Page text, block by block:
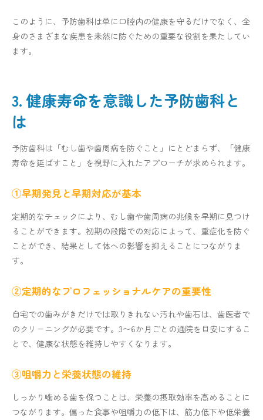
このように、予防歯科は単に口腔内の健康を守るだけでなく、全
身のさまざまな疾患を未然に防ぐための重要な役割を果たしてい
ます。
3. 健康寿命を意識した予防歯科と
は
予防歯科は「むし歯や歯周病を防ぐこと」にとどまらず、「健康
寿命を延ばすこと」を視野に入れたアプローチが求められます。
①早期発見と早期対応が基本
定期的なチェックにより、むし歯や歯周病の兆候を早期に見つけ
ることができます。初期の段階での対応によって、重症化を防ぐ
ことができ、結果として体への影響を抑えることにつながりま
す。
②定期的なプロフェッショナルケアの重要性
自宅での歯みがきだけでは取りきれない汚れや歯石は、歯医者で
のクリーニングが必要です。3〜6か月ごとの通院を目安にするこ
とで、健康な状態を維持しやすくなります。
③咀嚼力と栄養状態の維持
しっかり噛める歯を保つことは、栄養の摂取効率を高めることに
つながります。偏った食事や咀嚼力の低下は、筋力低下や低栄養